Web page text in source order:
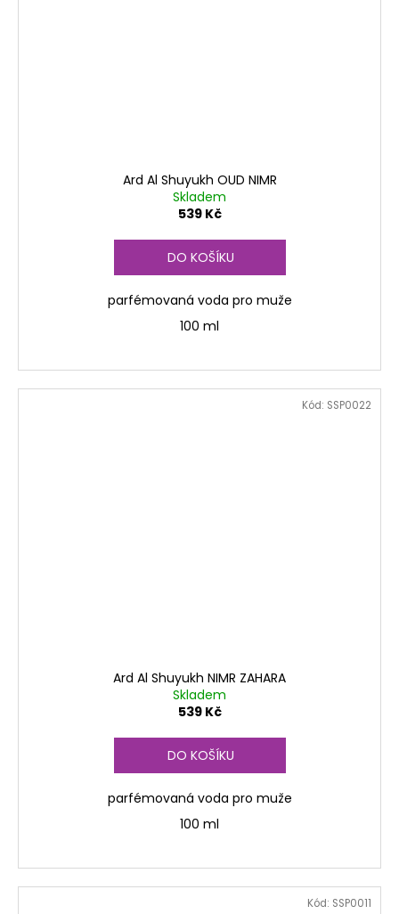
Ard Al Shuyukh OUD NIMR
Skladem
539 Kč
DO KOŠÍKU
parfémovaná voda pro muže
100 ml
Ard Al Shuyukh NIMR ZAHARA
Skladem
539 Kč
DO KOŠÍKU
parfémovaná voda pro muže
100 ml
Kód: SSP0022
Kód: SSP0011